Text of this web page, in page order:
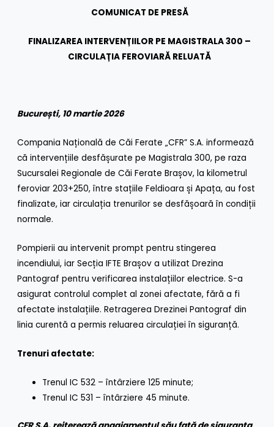
COMUNICAT DE PRESĂ
FINALIZAREA INTERVENȚIILOR PE MAGISTRALA 300 –
CIRCULAȚIA FEROVIARĂ RELUATĂ
București, 10 martie 2026
Compania Națională de Căi Ferate „CFR” S.A. informează
că intervențiile desfășurate pe Magistrala 300, pe raza
Sucursalei Regionale de Căi Ferate Brașov, la kilometrul
feroviar 203+250, între stațiile Feldioara și Apața, au fost
finalizate, iar circulația trenurilor se desfășoară în condiții
normale.
Pompierii au intervenit prompt pentru stingerea
incendiului, iar Secția IFTE Brașov a utilizat Drezina
Pantograf pentru verificarea instalațiilor electrice. S-a
asigurat controlul complet al zonei afectate, fără a fi
afectate instalațiile. Retragerea Drezinei Pantograf din
linia curentă a permis reluarea circulației în siguranță.
Trenuri afectate:
Trenul IC 532 – întârziere 125 minute;
Trenul IC 531 – întârziere 45 minute.